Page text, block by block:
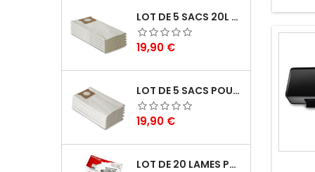
LOT DE 5 SACS 20L POUR ASPIRATEURS - VACMASTER PROFESSIONAL
Prix
19,90 €
LOT DE 5 SACS POUR ASPIRATEUR 30L - VACMASTER PROFESSIONAL
Prix
19,90 €
LOT DE 20 LAMES POUR COUPE BORDURES - ELEM GARDEN TECHNIC